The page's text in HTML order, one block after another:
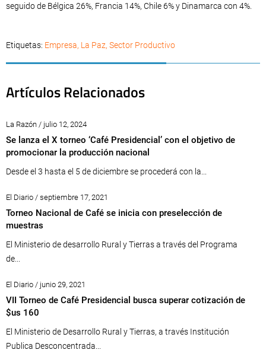
seguido de Bélgica 26%, Francia 14%, Chile 6% y Dinamarca con 4%.
Etiquetas: Empresa, La Paz, Sector Productivo
Artículos Relacionados
La Razón / julio 12, 2024
Se lanza el X torneo ‘Café Presidencial’ con el objetivo de
promocionar la producción nacional
Desde el 3 hasta el 5 de diciembre se procederá con la...
El Diario / septiembre 17, 2021
Torneo Nacional de Café se inicia con preselección de
muestras
El Ministerio de desarrollo Rural y Tierras a través del Programa
de...
El Diario / junio 29, 2021
VII Torneo de Café Presidencial busca superar cotización de
$us 160
El Ministerio de Desarrollo Rural y Tierras, a través Institución
Publica Desconcentrada...